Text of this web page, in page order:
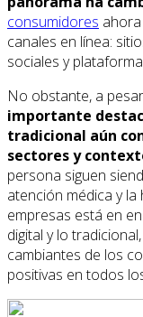
consumidores
canales en línea:
sociales y
No obstante, a
importante
tradicional aún
sectores y
persona siguen
atención médica y la
empresas está en
digital y lo
cambiantes de los
positivas en todos